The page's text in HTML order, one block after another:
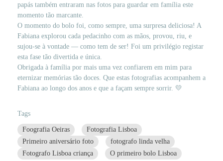
papás também entraram nas fotos para guardar em família este
momento tão marcante.
O momento do bolo foi, como sempre, uma surpresa deliciosa! A
Fabiana explorou cada pedacinho com as mãos, provou, riu, e
sujou-se à vontade — como tem de ser! Foi um privilégio registar
esta fase tão divertida e única.
Obrigada à família por mais uma vez confiarem em mim para
eternizar memórias tão doces. Que estas fotografias acompanhem a
Fabiana ao longo dos anos e que a façam sempre sorrir. 💛
Tags
Foografia Oeiras
Fotografia Lisboa
Primeiro aniversário foto
fotografo linda velha
Fotografo Lisboa criança
O primeiro bolo Lisboa